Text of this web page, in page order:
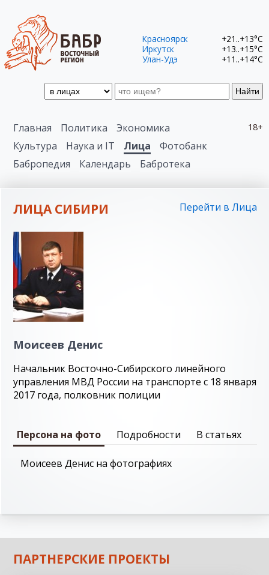
Найти
Красноярск
+21..+13°C
Иркутск
+13..+15°C
Улан-Удэ
+11..+14°C
18+
Главная Политика
Экономика
Культура
Наука и IT Лица
Фотобанк
Бабропедия
Календарь Бабротека
ЛИЦА СИБИРИ Перейти в Лица
Моисеев Денис
Начальник Восточно-Сибирского линейного
управления МВД России на транспорте с 18 января
2017 года, полковник полиции
Персона на фото Подробности В статьях
Моисеев Денис на фотографиях
ПАРТНЕРСКИЕ ПРОЕКТЫ